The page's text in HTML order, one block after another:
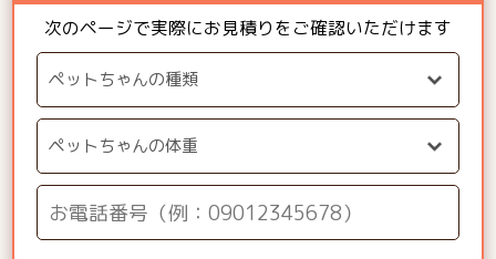
次のページで実際にお見積りをご確認いただけます